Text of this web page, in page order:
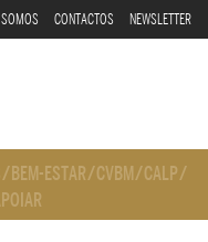
CONTACTOS NEWSLETTER
/ BEM-ESTAR/CVBM/CALP/